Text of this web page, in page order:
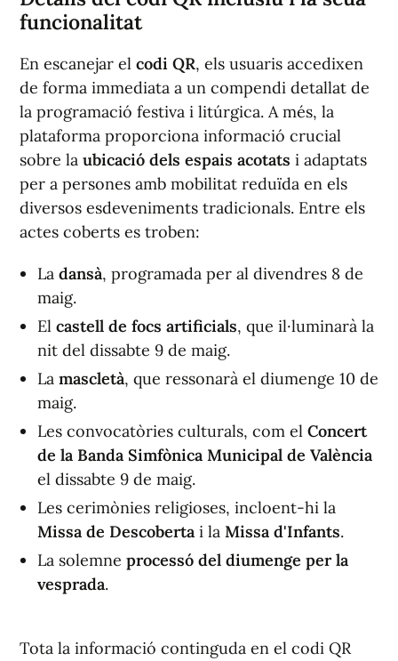
funcionalitat
En escanejar el codi QR, els usuaris accedixen
de forma immediata a un compendi detallat de
la programació festiva i litúrgica. A més, la
plataforma proporciona informació crucial
sobre la ubicació dels espais acotats i adaptats
per a persones amb mobilitat reduïda en els
diversos esdeveniments tradicionals. Entre els
actes coberts es troben:
La dansà, programada per al divendres 8 de
maig.
El castell de focs artificials, que il·luminarà la
nit del dissabte 9 de maig.
La mascletà, que ressonarà el diumenge 10 de
maig.
Les convocatòries culturals, com el Concert
de la Banda Simfònica Municipal de València
el dissabte 9 de maig.
Les cerimònies religioses, incloent-hi la
Missa de Descoberta i la Missa d'Infants.
La solemne processó del diumenge per la
vesprada.
Tota la informació continguda en el codi QR